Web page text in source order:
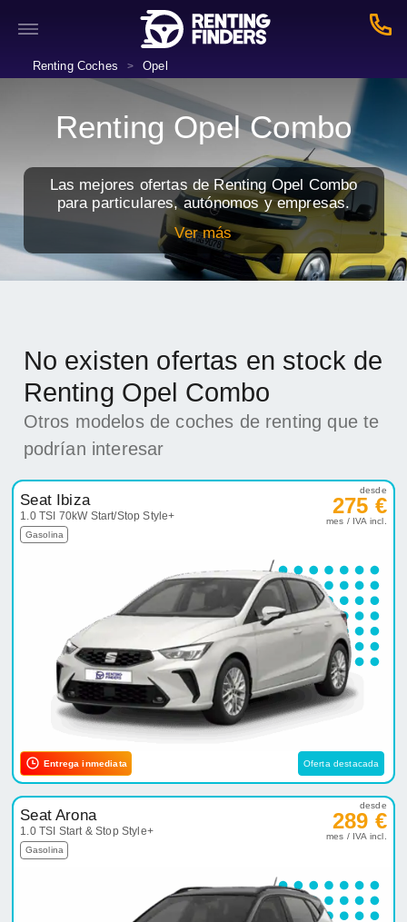
Renting Coches > Opel
Renting Opel Combo
Las mejores ofertas de Renting Opel Combo
para particulares, autónomos y empresas.
Ver más
No existen ofertas en stock de
Renting Opel Combo
Otros modelos de coches de renting que te
podrían interesar
Seat Ibiza
1.0 TSI 70kW Start/Stop Style+
Gasolina
desde
275 €
mes / IVA incl.
Entrega inmediata Oferta destacada
Seat Arona
1.0 TSI Start & Stop Style+
Gasolina
desde
289 €
mes / IVA incl.